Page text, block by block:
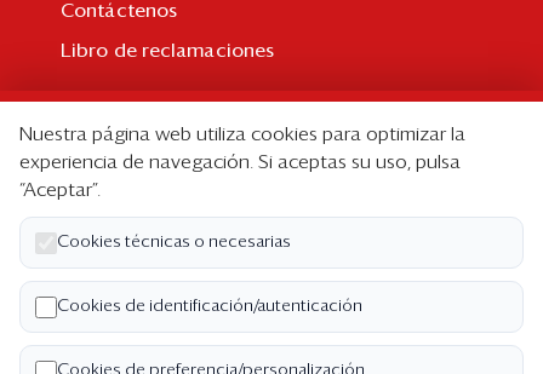
Contáctenos
Libro de reclamaciones
Suscripción individual
Paquetes corporativos
Edición Impresa
Nosotros
Quiénes somos
Nuestra página web utiliza cookies para optimizar la
experiencia de navegación. Si aceptas su uso, pulsa
“Aceptar”.
Cookies técnicas o necesarias
Cookies de identificación/autenticación
Cookies de preferencia/personalización